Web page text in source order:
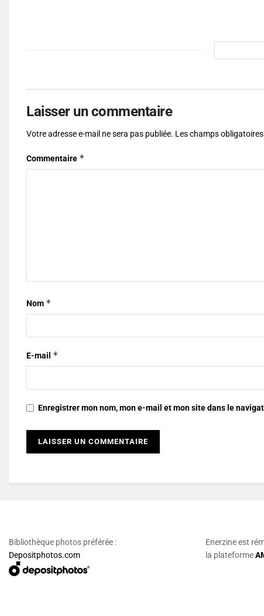
Laisser un commentaire
Votre adresse e-mail ne sera pas publiée. Les champs
Commentaire *
Nom *
E-mail *
Enregistrer mon nom, mon e-mail et mon site dans le
Bibliothèque photos préférée :
Depositphotos.com
Enerzine est
la plateforme